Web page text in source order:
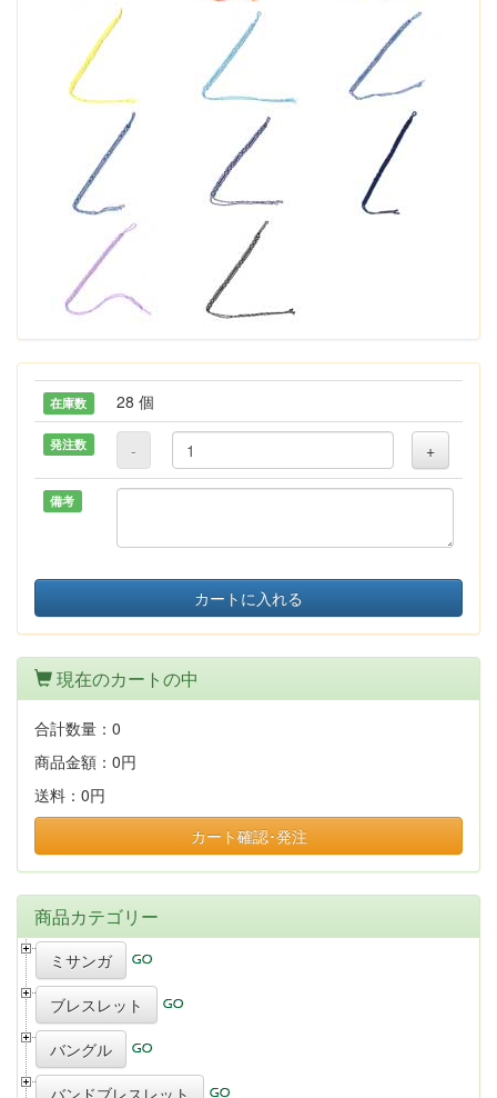
在庫数 28 個
発注数 - +
備考
カートに入れる
現在のカートの中
合計数量： 0
商品金額： 0円
送料： 0円
カート確認･発注
商品カテゴリー
ミサンガ
ブレスレット
バングル
バンドブレスレット